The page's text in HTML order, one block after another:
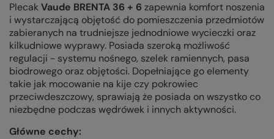
PlecakVaude BRENTA 36 + 6 zapewnia komfort noszenia
i wystarczającą objętość do pomieszczenia przedmiotów
zabieranych na trudniejsze jednodniowe wycieczki oraz
kilkudniowe wyprawy. Posiada szeroką możliwość
regulacji - systemu nośnego, szelek ramiennych, pasa
biodrowego oraz objętości. Dopełniające go elementy
takie jak mocowanie na kije czy pokrowiec
przeciwdeszczowy, sprawiają że posiada on wszystko co
niezbędne podczas wędrówek i innych aktywności.
Główne cechy: